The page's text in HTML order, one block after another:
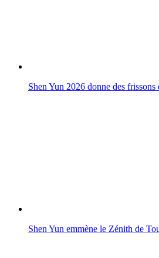
Shen Yun 2026 donne des
Shen Yun emmène le Zénith de